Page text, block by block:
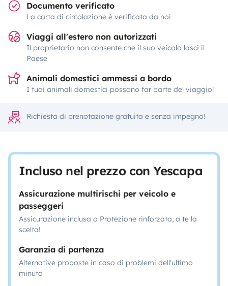
Documento verificato
La carta di circolazione è verificata da noi
Viaggi all'estero non autorizzati
Il proprietario non consente che il suo veicolo lasci il
Paese
Animali domestici ammessi a bordo
I tuoi animali domestici possono far parte del viaggio!
Richiesta di prenotazione gratuita e senza impegno!
Incluso nel prezzo con Yescapa
Assicurazione multirischi per veicolo e
passeggeri
Assicurazione inclusa o Protezione rinforzata, a te la
scelta!
Garanzia di partenza
Alternative proposte in caso di problemi dell'ultimo
minuto